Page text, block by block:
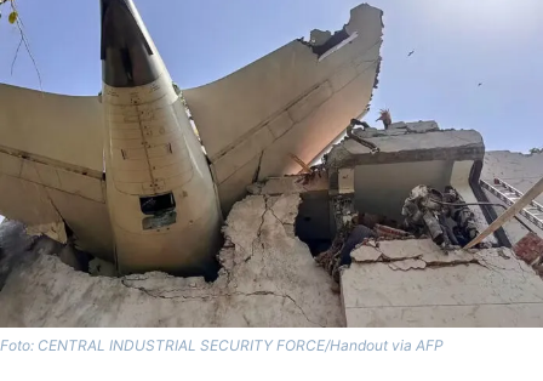
Foto: CENTRAL INDUSTRIAL SECURITY FORCE/Handout via AFP